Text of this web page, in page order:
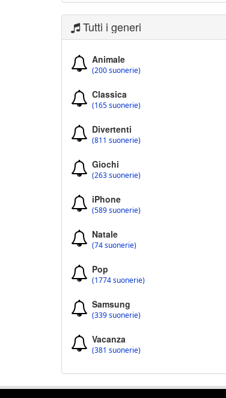
Tutti i generi
Animale
(200 suonerie)
Classica
(165 suonerie)
Divertenti
(811 suonerie)
Giochi
(263 suonerie)
iPhone
(589 suonerie)
Natale
(74 suonerie)
Pop
(1774 suonerie)
Samsung
(339 suonerie)
Vacanza
(381 suonerie)